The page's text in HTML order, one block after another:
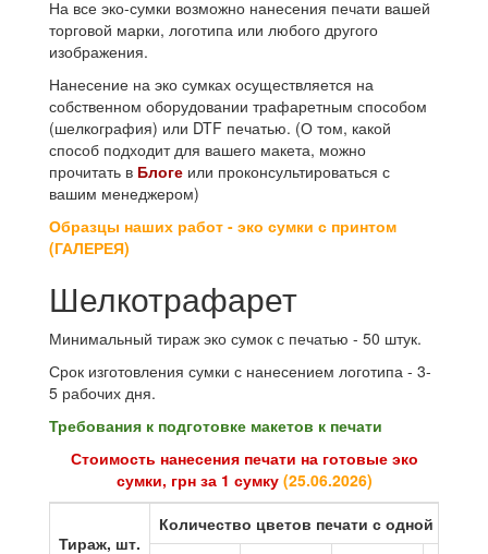
На все эко-сумки возможно нанесения печати вашей
торговой марки, логотипа или любого другого
изображения.
Нанесение на эко сумках осуществляется на
собственном оборудовании трафаретным способом
(шелкография) или DTF печатью. (О том, какой
способ подходит для вашего макета, можно
прочитать в Блоге или проконсультироваться с
вашим менеджером)
Образцы наших работ - эко сумки с принтом
(ГАЛЕРЕЯ)
Шелкотрафарет
Минимальный тираж эко сумок с печатью - 50 штук.
Срок изготовления сумки с нанесением логотипа - 3-
5 рабочих дня.
Требования к подготовке макетов к печати
Стоимость нанесения печати на готовые эко
сумки, грн за 1 сумку (25.06.2026)
Тираж, шт.
Количество цветов печати с одной